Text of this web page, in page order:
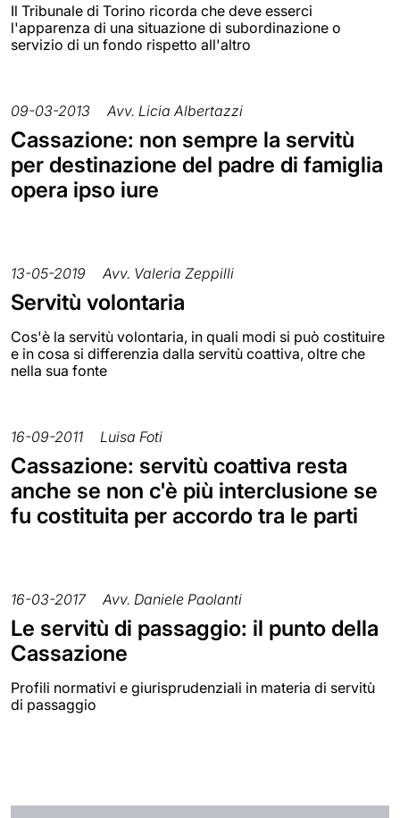
Il Tribunale di Torino ricorda che deve esserci
l'apparenza di una situazione di subordinazione o
servizio di un fondo rispetto all'altro
09-03-2013 Avv. Licia Albertazzi
Cassazione: non sempre la servitù
per destinazione del padre di famiglia
opera ipso iure
13-05-2019 Avv. Valeria Zeppilli
Servitù volontaria
Cos'è la servitù volontaria, in quali modi si può costituire
e in cosa si differenzia dalla servitù coattiva, oltre che
nella sua fonte
16-09-2011 Luisa Foti
Cassazione: servitù coattiva resta
anche se non c'è più interclusione se
fu costituita per accordo tra le parti
16-03-2017 Avv. Daniele Paolanti
Le servitù di passaggio: il punto della
Cassazione
Profili normativi e giurisprudenziali in materia di servitù
di passaggio